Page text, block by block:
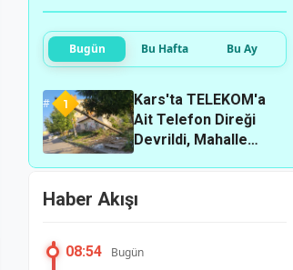
Bugün Bu Hafta Bu Ay
1
Kars'ta TELEKOM'a
Ait Telefon Direği
Devrildi, Mahalle
Haber Akışı
08:54 Bugün